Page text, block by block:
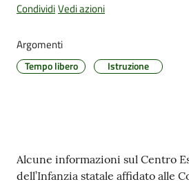
gli
argomenti...
CondividiVedi azioni
Argomenti
Tempo libero Istruzione
Contenuto
Alcune informazioni sul Centro
dell’Infanzia statale affidato alle